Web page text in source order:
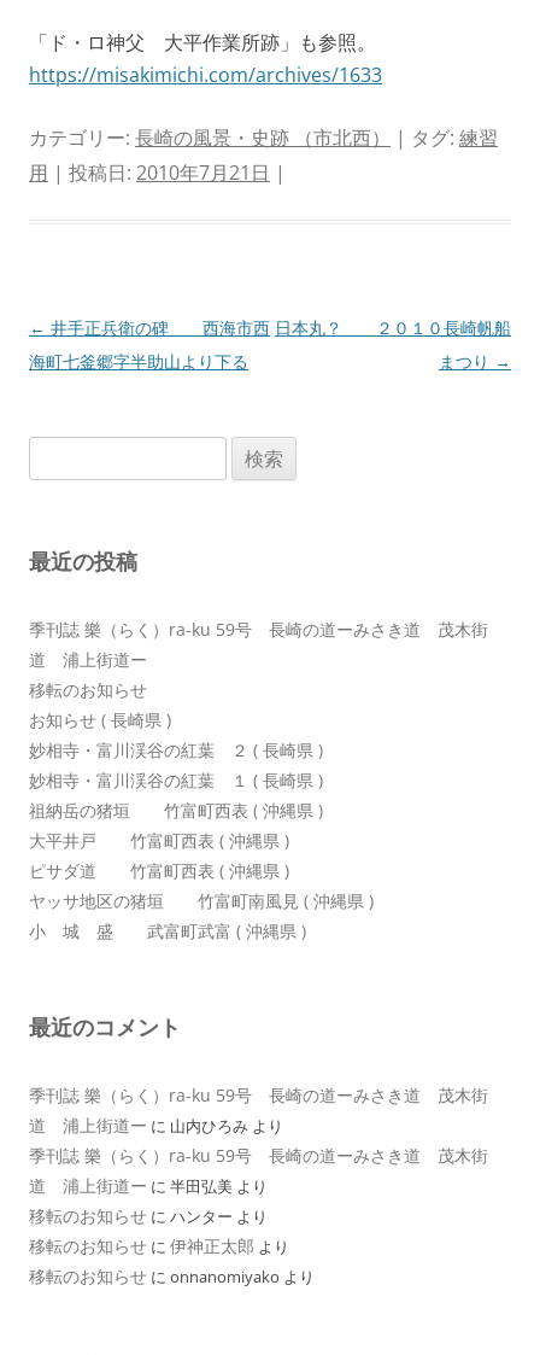
「ド・ロ神父 大平作業所跡」も参照。
https://misakimichi.com/archives/1633
カテゴリー: 長崎の風景・史跡 （市北西） | タグ: 練習
用 | 投稿日: 2010年7月21日 |
投
稿
ョ
← 井手正兵衛の碑 西海市西
海町七釜郷字半助山より下る
日本丸？ ２０１０長崎帆船
まつり →
索:
最近の投稿
季刊誌 樂（らく）ra-ku 59号 長崎の道ーみさき道 茂木街
道 浦上街道ー
移転のお知らせ
お知らせ ( 長崎県 )
妙相寺・富川渓谷の紅葉 ２ ( 長崎県 )
妙相寺・富川渓谷の紅葉 １ ( 長崎県 )
祖納岳の猪垣 竹富町西表 ( 沖縄県 )
大平井戸 竹富町西表 ( 沖縄県 )
ピサダ道 竹富町西表 ( 沖縄県 )
ヤッサ地区の猪垣 竹富町南風見 ( 沖縄県 )
小 城 盛 武富町武富 ( 沖縄県 )
最近のコメント
季刊誌 樂（らく）ra-ku 59号 長崎の道ーみさき道 茂木街
道 浦上街道ー に 山内ひろみ より
季刊誌 樂（らく）ra-ku 59号 長崎の道ーみさき道 茂木街
道 浦上街道ー に 半田弘美 より
移転のお知らせ に ハンター より
移転のお知らせ に 伊神正太郎 より
移転のお知らせ に onnanomiyako より